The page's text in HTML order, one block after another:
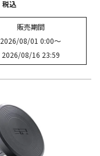
税込
販売期間
2026/08/01 0:00〜
2026/08/16 23:59